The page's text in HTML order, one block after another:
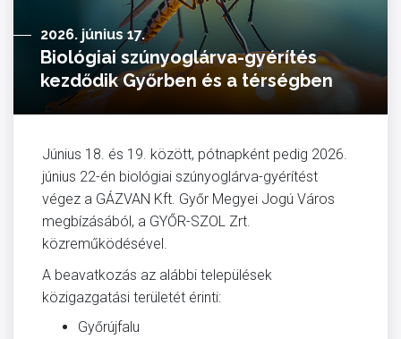
2026. június 17.
Biológiai szúnyoglárva-gyérítés
kezdődik Győrben és a térségben
Június 18. és 19. között, pótnapként pedig 2026.
június 22-én biológiai szúnyoglárva-gyérítést
végez a GÁZVAN Kft. Győr Megyei Jogú Város
megbízásából, a GYŐR-SZOL Zrt.
közreműködésével.
A beavatkozás az alábbi települések
közigazgatási területét érinti:
Győrújfalu